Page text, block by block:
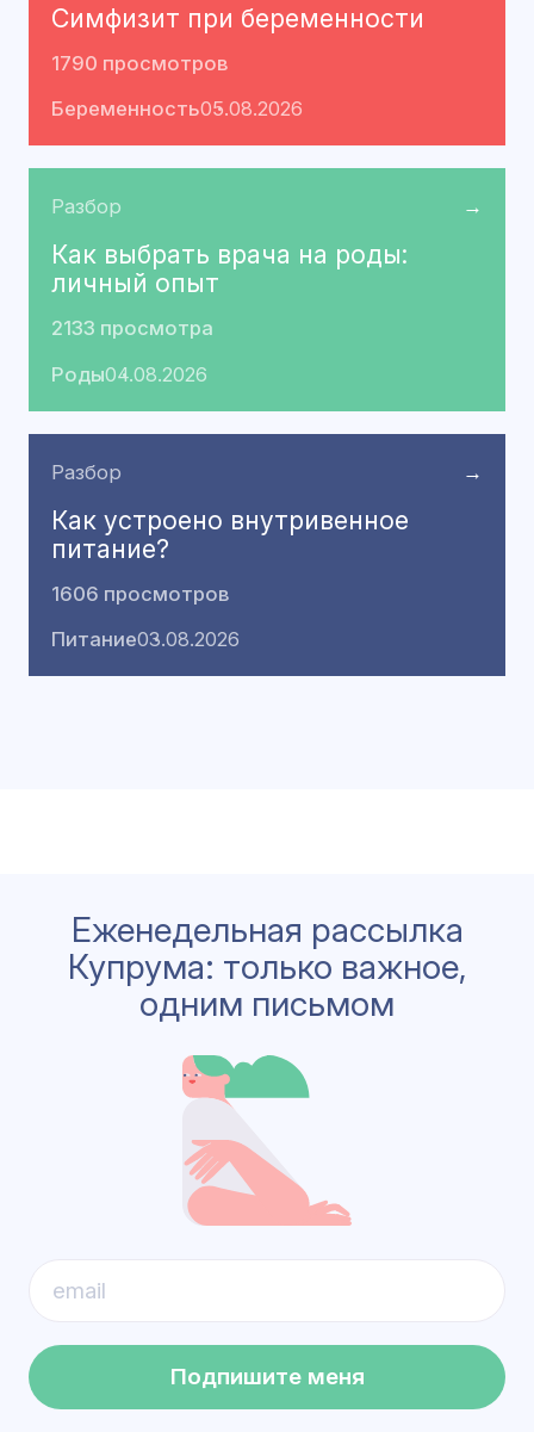
Симфизит при беременности
1790 просмотров
Беременность05.08.2026
Разбор →
Как выбрать врача на роды:
личный опыт
2133 просмотра
Роды04.08.2026
Разбор →
Как устроено внутривенное
питание?
1606 просмотров
Питание03.08.2026
Еженедельная рассылка
Купрума: только важное,
одним письмом
Подпишите меня